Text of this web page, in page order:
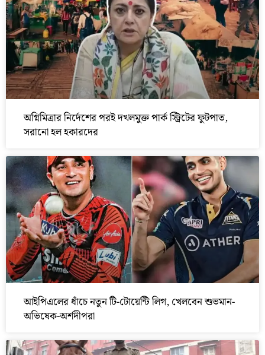
অগ্নিমিত্রার নির্দেশের পরই দখলমুক্ত পার্ক স্ট্রিটের ফুটপাত,
সরানো হল হকারদের
আইপিএলের ধাঁচে নতুন টি-টোয়েন্টি লিগ, খেলবেন শুভমান-
অভিষেক-অর্শদীপরা